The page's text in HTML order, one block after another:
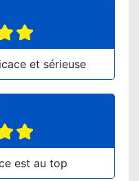
et sérieuse
est au top